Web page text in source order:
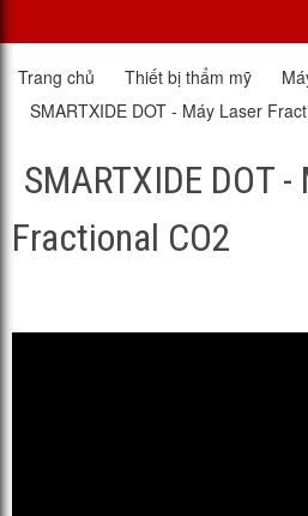
Trang chủ Thiết bị thẩm mỹ
SMARTXIDE DOT - Máy Laser
SMARTXIDE DOT
Fractional CO2